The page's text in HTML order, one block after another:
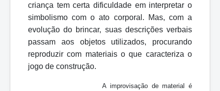
criança tem certa dificuldade em interpretar o
simbolismo com o ato corporal. Mas, com a
evolução do brincar, suas descrições verbais
passam aos objetos utilizados, procurando
reproduzir com materiais o que caracteriza o
jogo de construção.
A improvisação de material é